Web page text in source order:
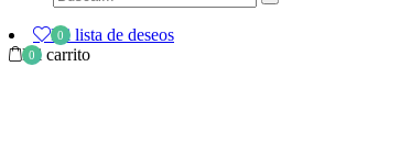
0
Mi lista de deseos
0
Mi carrito